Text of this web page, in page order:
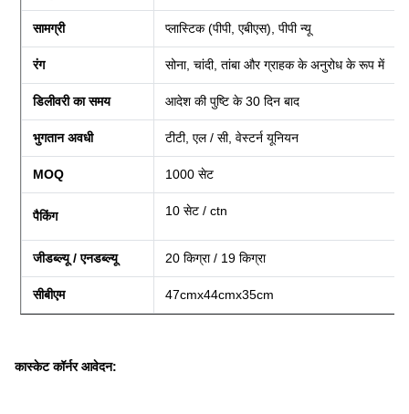
सामग्री प्लास्टिक (पीपी, एबीएस), पीपी न्यू
रंग सोना, चांदी, तांबा और ग्राहक के अनुरोध के रूप में
डिलीवरी का समय आदेश की पुष्टि के 30 दिन बाद
भुगतान अवधी टीटी, एल / सी, वेस्टर्न यूनियन
MOQ 1000 सेट
पैकिंग 10 सेट / ctn
जीडब्ल्यू / एनडब्ल्यू 20 किग्रा / 19 किग्रा
सीबीएम 47cmx44cmx35cm
कास्केट कॉर्नर आवेदन: